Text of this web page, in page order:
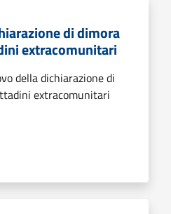
di dimora
extracomunitari
della dichiarazione di
extracomunitari